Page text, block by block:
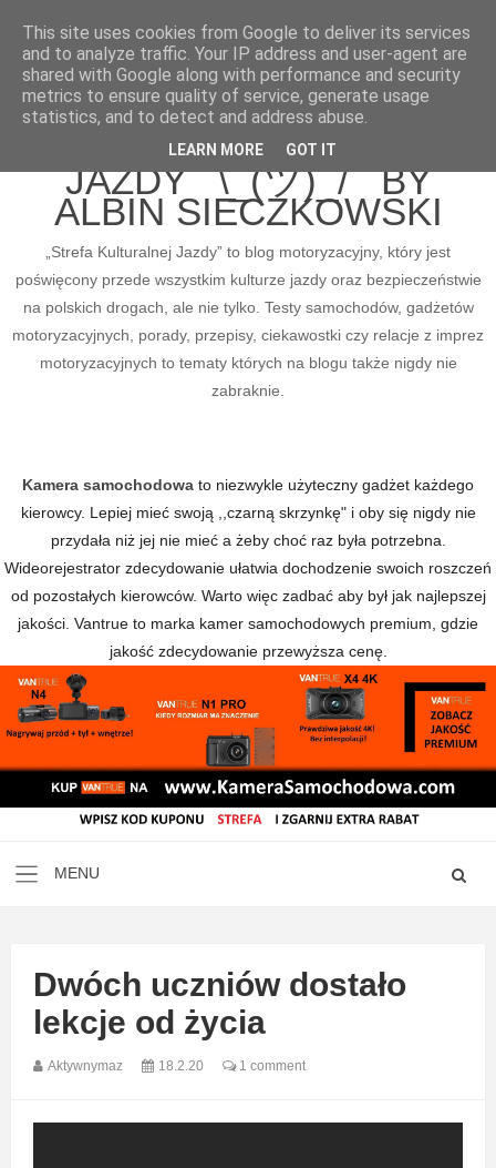
BLOG MOTORYZACYJNY
STREFA KULTURALNEJ
JAZDY ¯\_(ツ)_/¯ BY
ALBIN SIECZKOWSKI
„Strefa Kulturalnej Jazdy” to blog motoryzacyjny, który jest
poświęcony przede wszystkim kulturze jazdy oraz bezpieczeństwie
na polskich drogach, ale nie tylko. Testy samochodów, gadżetów
motoryzacyjnych, porady, przepisy, ciekawostki czy relacje z imprez
motoryzacyjnych to tematy których na blogu także nigdy nie
zabraknie.
Kamera samochodowa to niezwykle użyteczny gadżet każdego
kierowcy. Lepiej mieć swoją ,,czarną skrzynkę" i oby się nigdy nie
przydała niż jej nie mieć a żeby choć raz była potrzebna.
Wideorejestrator zdecydowanie ułatwia dochodzenie swoich roszczeń
od pozostałych kierowców. Warto więc zadbać aby był jak najlepszej
jakości. Vantrue to marka kamer samochodowych premium, gdzie
jakość zdecydowanie przewyższa cenę.
Dwóch uczniów dostało
lekcje od życia
Aktywnymaz 18.2.20 1 comment
This site uses cookies from Google to deliver its services
and to analyze traffic. Your IP address and user-agent are
shared with Google along with performance and security
metrics to ensure quality of service, generate usage
statistics, and to detect and address abuse.
LEARN MORE GOT IT